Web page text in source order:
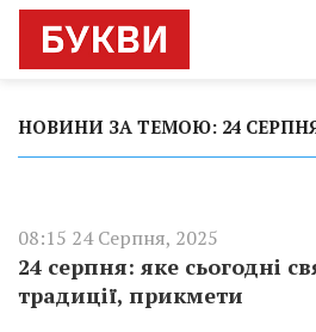
НОВИНИ ЗА ТЕМОЮ: 24
08:15 24 Серпня, 2025
24 серпня: яке сьогодні
традиції, прикмети